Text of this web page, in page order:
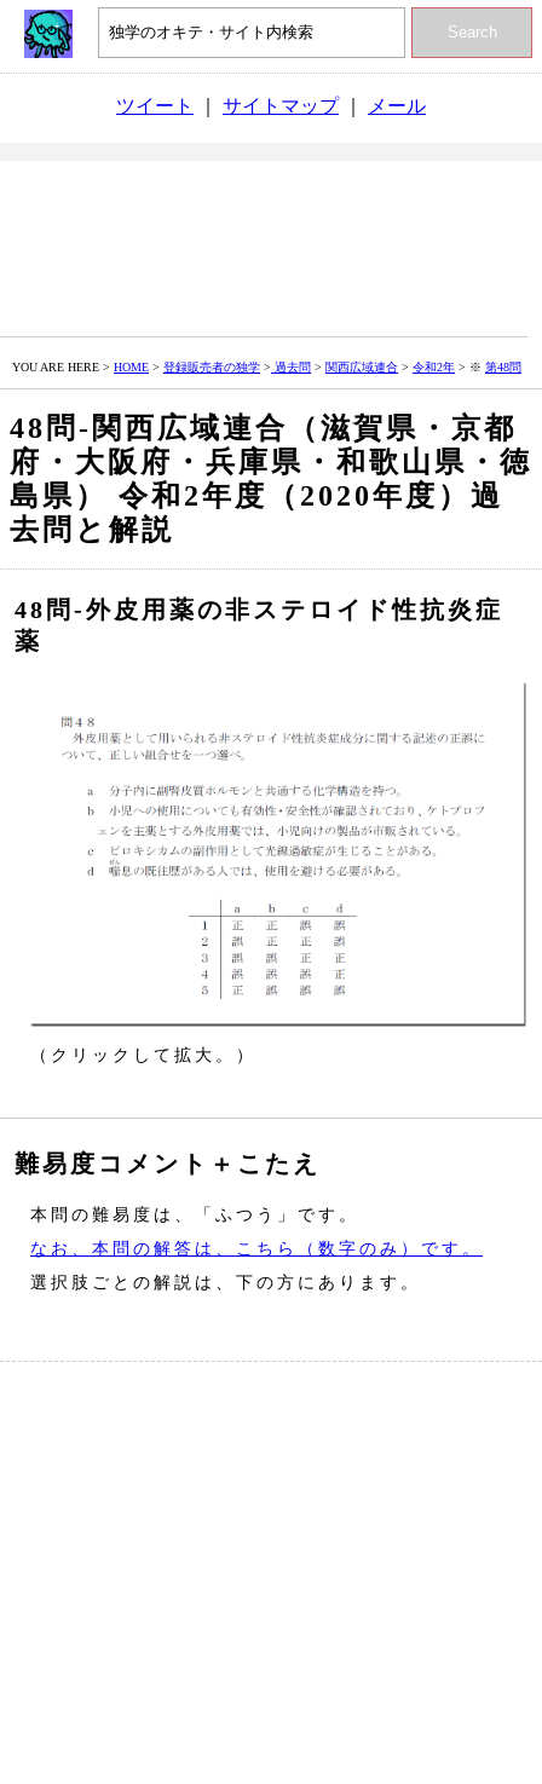
Search
ツイート サイトマップ｜ メール
YOU ARE HERE > HOME > 登録販売者の独学 > 過去問 > 関西広域連合 > 令和2年 > ※ 第48問
48問‐関西広域連合（滋賀県・京都
府・大阪府・兵庫県・和歌山県・徳
島県） 令和2年度（2020年度）過
去問と解説
48問‐外皮用薬の非ステロイド性抗炎症
薬
（クリックして拡大。）
難易度コメント＋こたえ
本問の難易度は、「ふつう」です。
なお、本問の解答は、こちら（数字のみ）です。
選択肢ごとの解説は、下の方にあります。